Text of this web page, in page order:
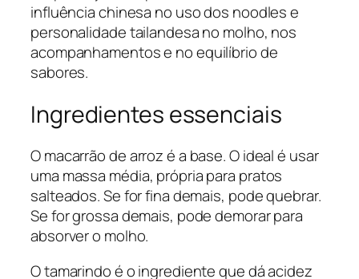
influência chinesa no uso dos noodles e
personalidade tailandesa no molho, nos
acompanhamentos e no equilíbrio de
sabores.
Ingredientes essenciais
O macarrão de arroz é a base. O ideal é usar
uma massa média, própria para pratos
salteados. Se for fina demais, pode quebrar.
Se for grossa demais, pode demorar para
absorver o molho.
O tamarindo é o ingrediente que dá acidez